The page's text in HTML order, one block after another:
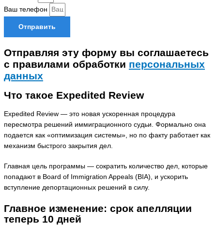
Ваш телефон
Отправить
Отправляя эту форму вы соглашаетесь
с правилами обработки персональных
данных
Что такое Expedited Review
Expedited Review — это новая ускоренная процедура
пересмотра решений иммиграционного судьи. Формально она
подается как «оптимизация системы», но по факту работает как
механизм быстрого закрытия дел.
Главная цель программы — сократить количество дел, которые
попадают в Board of Immigration Appeals (BIA), и ускорить
вступление депортационных решений в силу.
Главное изменение: срок апелляции
теперь 10 дней